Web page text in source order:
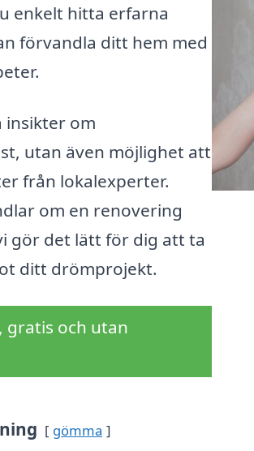
enkelt hitta erfarna
förvandla ditt hem med
insikter om
utan även möjlighet att
från lokalexperter.
om en renovering
gör det lätt för dig att ta
ditt drömprojekt.
gratis och utan
gömma